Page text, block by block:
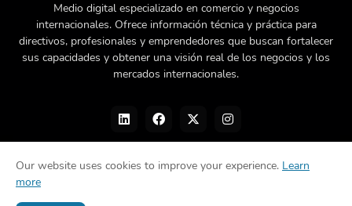
Medio digital especializado en comercio y negocios
internacionales. Ofrece información técnica y práctica para
directivos, profesionales y emprendedores que buscan fortalecer
sus capacidades y obtener una visión real de los negocios y los
mercados internacionales.
Our website uses cookies to improve your experience. Learn
more